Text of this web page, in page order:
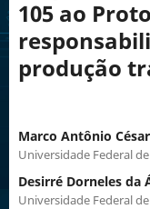
105 ao
produção
Marco Antônio
Universidade Federal
Desirré Dorneles da
Universidade Federal